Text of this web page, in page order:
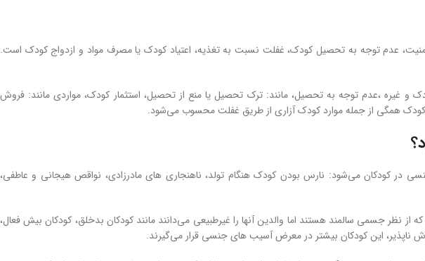
عدم توجه به تحصیل کودک، غفلت نسبت به تغذیه، اعتیاد کودک یا مصرف مواد و ازدواج کودک است.
و غیره ،عدم توجه به تحصیل، مانند: ترک تحصیل یا منع از تحصیل، استثمار کودک، مواردی مانند: فروش
همگی از جمله موارد کودک آزاری از طریق غفلت محسوب می‌شود.
در کودکان می‌شود: نارس بودن کودک هنگام تولد، ناهنجاری های مادرزادی، نواقص هیجانی و عاطفی،
نظر جسمی سالمند هستند اما والدین آنها را غیرطبیعی می‌دانند مانند کودکان بدخلق، کودکان بیش فعال،
ناپذیر، این کودکان بیشتر در معرض آسیب های جنسی قرار می‌گیرند.